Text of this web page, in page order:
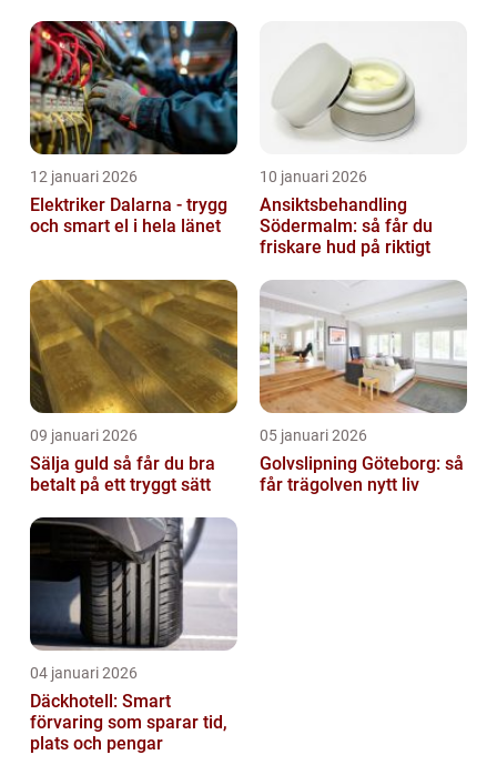
12 januari 2026
Elektriker Dalarna - trygg
och smart el i hela länet
10 januari 2026
Ansiktsbehandling
Södermalm: så får du
friskare hud på riktigt
09 januari 2026
Sälja guld så får du bra
betalt på ett tryggt sätt
05 januari 2026
Golvslipning Göteborg: så
får trägolven nytt liv
04 januari 2026
Däckhotell: Smart
förvaring som sparar tid,
plats och pengar